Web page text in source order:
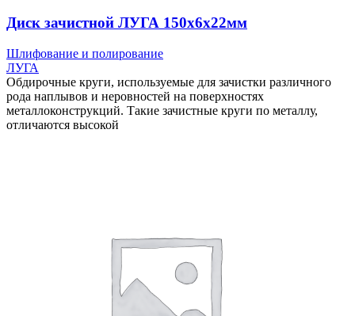
Диск зачистной ЛУГА 150х6х22мм
Шлифование и полирование
ЛУГА
Обдирочные круги, используемые для зачистки различного
рода наплывов и неровностей на поверхностях
металлоконструкций. Такие зачистные круги по металлу,
отличаются высокой